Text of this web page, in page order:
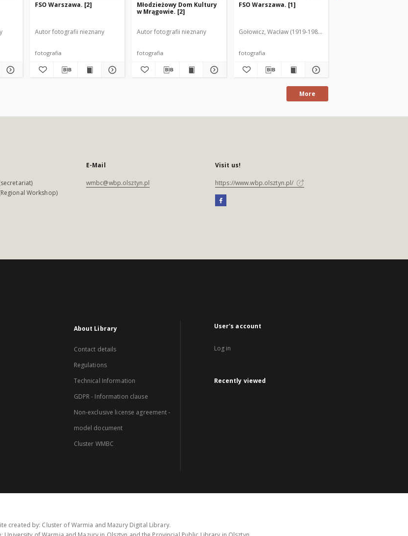
FSO Warszawa. [2]
Autor fotografii nieznany
fotografia
Młodzieżowy Dom Kultury
w Mrągowie. [2]
Autor fotografii nieznany
fotografia
FSO Warszawa. [1]
Gołowicz, Wacław (1919-1983). Fot.
fotografia
More
Workshop)
E-Mail
wmbc@wbp.olsztyn.pl
Visit us!
https://www.wbp.olsztyn.pl/
About Library
Contact details
Regulations
Technical Information
GDPR - Information clause
Non-exclusive license agreement -
model document
Cluster WMBC
User's account
Log in
Recently viewed
created by: Cluster of Warmia and Mazury Digital Library.